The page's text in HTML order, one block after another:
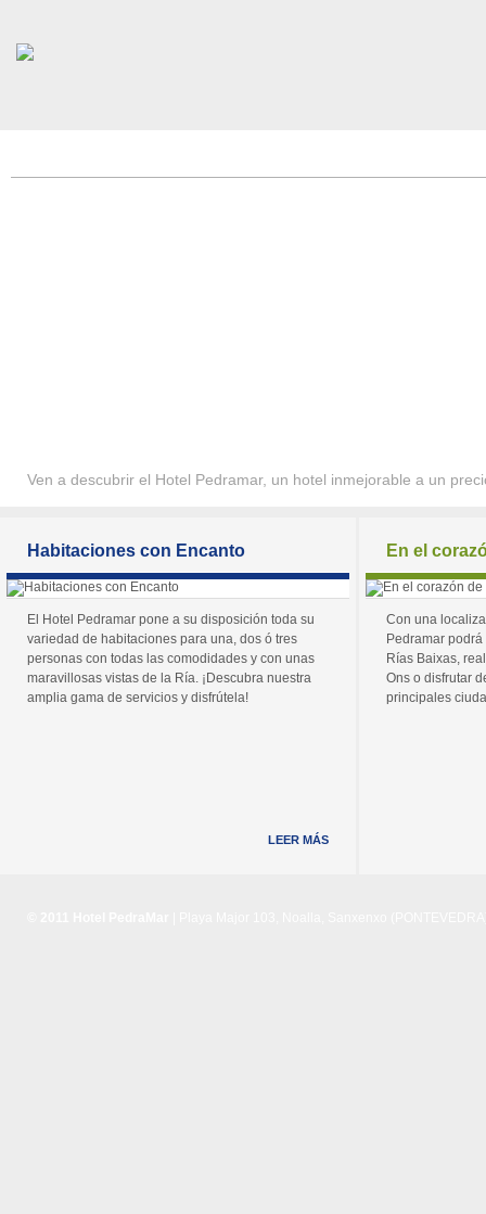
Ven a descubrir el Hotel Pedramar, un hotel inmejorable a un
Habitaciones con Encanto
El Hotel Pedramar pone a su disposición toda su
variedad de habitaciones para una, dos ó tres
personas con todas las comodidades y con unas
maravillosas vistas de la Ría. ¡Descubra nuestra
amplia gama de servicios y disfrútela!
LEER MÁS
En el
Con una
Pedramar
Rías Baixas,
Ons o disfrutar
principales